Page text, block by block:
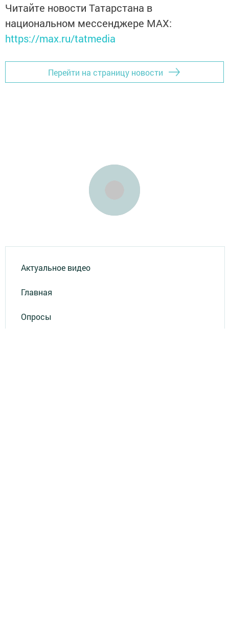
Читайте новости Татарстана в
национальном мессенджере MАХ:
https://max.ru/tatmedia
Перейти на страницу новости
Актуальное видео
Главная
Опросы